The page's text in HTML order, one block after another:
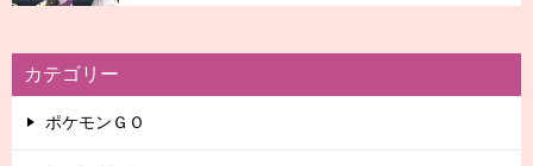
カテゴリー
ポケモンＧＯ